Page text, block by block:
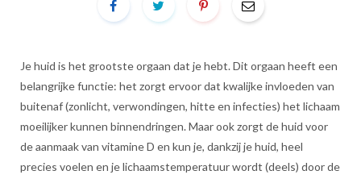
Je huid is het grootste orgaan dat je hebt. Dit orgaan heeft een
belangrijke functie: het zorgt ervoor dat kwalijke invloeden van
buitenaf (zonlicht, verwondingen, hitte en infecties) het lichaam
moeilijker kunnen binnendringen. Maar ook zorgt de huid voor
de aanmaak van vitamine D en kun je, dankzij je huid, heel
precies voelen en je lichaamstemperatuur wordt (deels) door de